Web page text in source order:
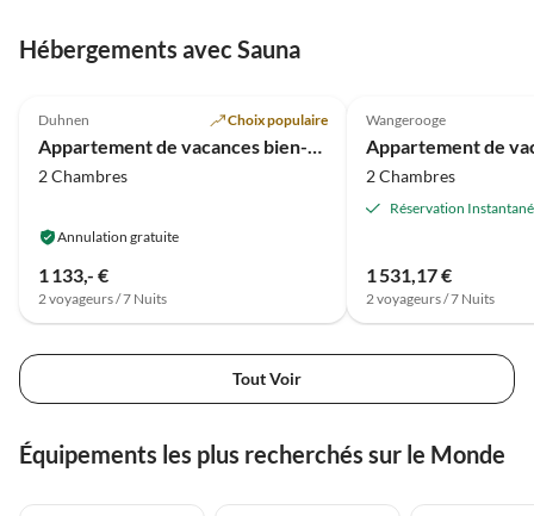
Hébergements avec Sauna
Super hôte
Duhnen Choix populaire
Appartement de vacances bien-être "Perle de la Plage"
2 Chambres
Annulation gratuite
1 133,- €
2 voyageurs / 7 Nuits
Wangerooge
2 Chambres
Réservation
1 531,17 €
2 voyageurs / 7 Nuits
Tout Voir
Équipements les plus recherchés sur le Monde